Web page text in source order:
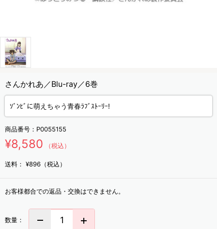
さんかれあ／Blu-ray／6巻
ｿﾞﾝﾋﾞに萌えちゃう青春ﾗﾌﾞｽﾄｰﾘｰ!
商品番号： P0055155
¥8,580 （税込）
送料： ¥896（税込）
お客様都合での返品・交換はできません。
数量：